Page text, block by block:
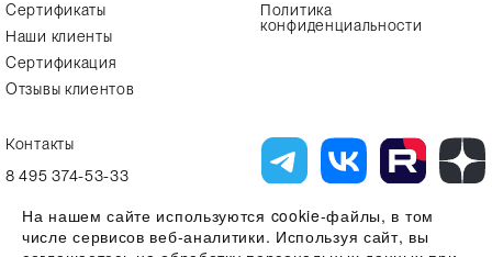
Сертификаты
Наши клиенты
Сертификация
Отзывы клиентов
Политика
конфиденциальности
Контакты
8 495 374-53-33
На нашем сайте используются cookie-файлы, в том
числе сервисов веб-аналитики. Используя сайт, вы